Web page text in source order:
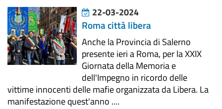
22-03-2024
Roma città libera
Anche la Provincia di Salerno
presente ieri a Roma, per la XXIX
Giornata della Memoria e
dell'Impegno in ricordo delle
vittime innocenti delle mafie organizzata da Libera. La
manifestazione quest'anno ....